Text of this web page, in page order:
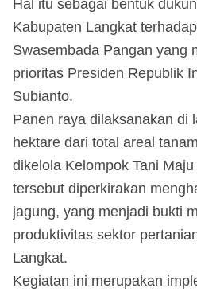
Hal itu sebagai bentuk
Kabupaten Langkat
Swasembada Pangan yang
prioritas Presiden Republik
Subianto.
Panen raya dilaksanakan di
hektare dari total areal
dikelola Kelompok Tani
tersebut diperkirakan
jagung, yang menjadi bukti
produktivitas sektor
Langkat.
Kegiatan ini merupakan